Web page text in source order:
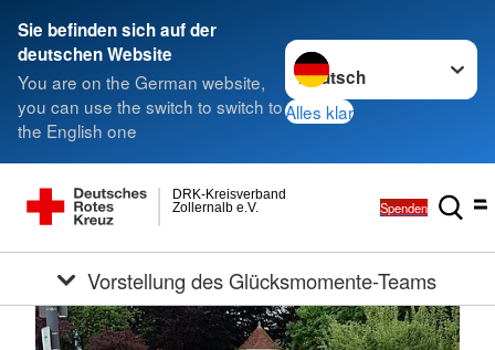
Sie befinden sich auf der
deutschen Website
You are on the German website,
you can use the switch to switch to
the English one
Sprache wechseln zu
Alles klar
Zollernalb e.V.
DRK-Kreisverband
Spenden
Vorstellung des Glücksmomente-Teams